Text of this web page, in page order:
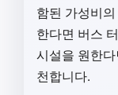
함된 가성비
한다면 버스
시설을 원한
천합니다.